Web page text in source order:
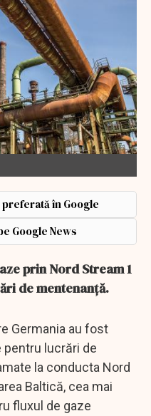
în Google
Google News
prin Nord Stream 1
de mentenanţă.
Germania au fost
lucrări de
la conducta Nord
Baltică, cea mai
fluxul de gaze